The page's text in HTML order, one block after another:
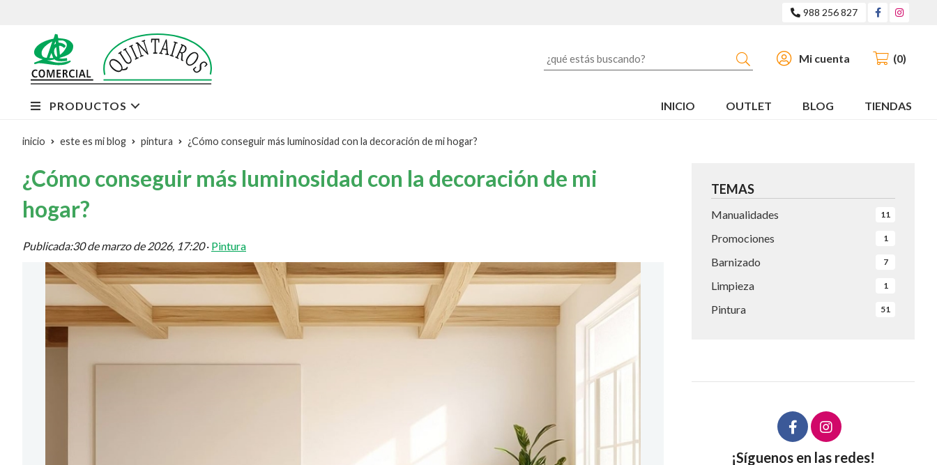
988 256 827
Buscar Mi cuenta 0
PRODUCTOS INICIO OUTLET BLOG TIENDAS
inicio este es mi blog pintura ¿Cómo conseguir más luminosidad con la decoración de mi hogar?
TEMAS
Pintura 51
Manualidades 11
Promociones 1
Barnizado 7
Limpieza 1
¿Cómo conseguir más luminosidad con la decoración de mi
hogar?
Publicada:30 de marzo de 2026, 17:20· Pintura
¡Síguenos en las redes!